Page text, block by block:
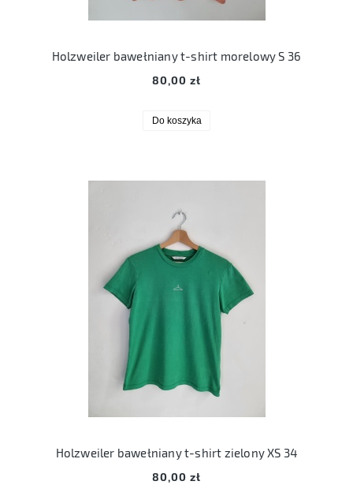
Holzweiler bawełniany t-shirt morelowy S 36
80,00 zł
Do koszyka
Holzweiler bawełniany t-shirt zielony XS 34
80,00 zł